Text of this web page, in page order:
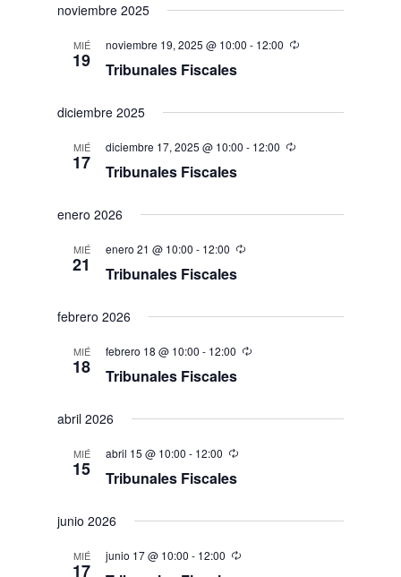
noviembre 2025
MIÉ
19
noviembre 19, 2025 @ 10:00 - 12:00
Tribunales Fiscales
diciembre 2025
MIÉ
17
diciembre 17, 2025 @ 10:00 - 12:00
Tribunales Fiscales
enero 2026
MIÉ
21
enero 21 @ 10:00 - 12:00
Tribunales Fiscales
febrero 2026
MIÉ
18
febrero 18 @ 10:00 - 12:00
Tribunales Fiscales
abril 2026
MIÉ
15
abril 15 @ 10:00 - 12:00
Tribunales Fiscales
junio 2026
MIÉ
17
junio 17 @ 10:00 - 12:00